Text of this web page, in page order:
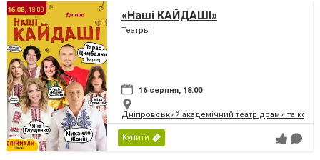
«Наші КАЙДАШІ»
Театры
16 серпня, 18:00
Дніпровський академічний театр драми та
Купити